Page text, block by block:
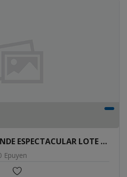
DUEÑO DIRECTO VENDE ESPECTACULAR LOTE DE 620 M2 EN EPUYEN
Epuyen